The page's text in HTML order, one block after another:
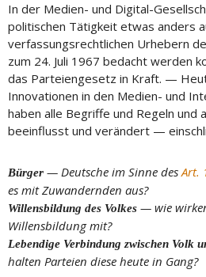
In der Medien- und Digital-
politischen Tätigkeit etwas anders
verfassungsrechtlichen Urhebern
zum 24. Juli 1967 bedacht werden
das Parteiengesetz in Kraft. —
Innovationen in den Medien- und
haben alle Begriffe und Regeln und
beeinflusst und verändert —
Bürger — Deutsche im Sinne desArt.
es mit Zuwandernden aus?
Willensbildung des Volkes — wie
Willensbildung mit?
Lebendige Verbindung zwischen Volk
halten Parteien diese heute in Gang?